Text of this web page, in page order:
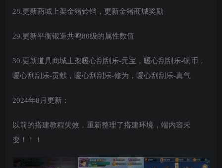
28.更新商城上架金猪铃铛，更新金猪商城奖励
29.更新平衡锻造共鸣80级的属性数值
30.更新道具商城上架暖心刮刮乐-元宝，暖心刮刮乐-铜币，
暖心刮刮乐-贡献，暖心刮刮乐-修为，暖心刮刮乐-真气
2024年8月更新：
以前的搭建教程失效，重新整理了搭建环境，端内容未
变！！！